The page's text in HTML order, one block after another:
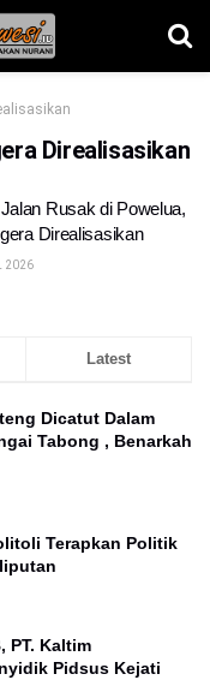
Direalisasikan
Rusak di Powelua,
Direalisasikan
2026
Latest
Dicatut Dalam
Tabong , Benarkah
Terapkan Politik
PT. Kaltim
Pidsus Kejati